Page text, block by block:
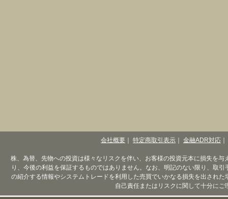
会社概要 特定商取引表示 金融ADR対応
株、為替、先物への投資は様々なリスクを伴い、お客様の投資元本に損失を
り、今後の利益を保証するものではありません。なお、明記のない限り、取
の紹介する情報やシステムトレードを利用した売買でいかなる損失を出され
自己責任またはリスクに関して十分に